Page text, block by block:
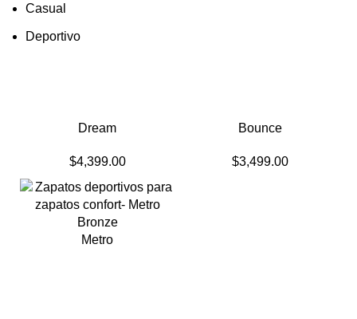
Casual
Deportivo
Dream
$4,399.00
Bounce
$3,499.00
Metro